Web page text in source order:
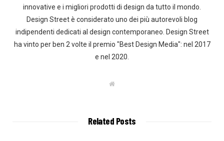
innovative e i migliori prodotti di design da tutto il mondo.
Design Street è considerato uno dei più autorevoli blog
indipendenti dedicati al design contemporaneo. Design Street
ha vinto per ben 2 volte il premio "Best Design Media": nel 2017
e nel 2020.
W
Related Posts